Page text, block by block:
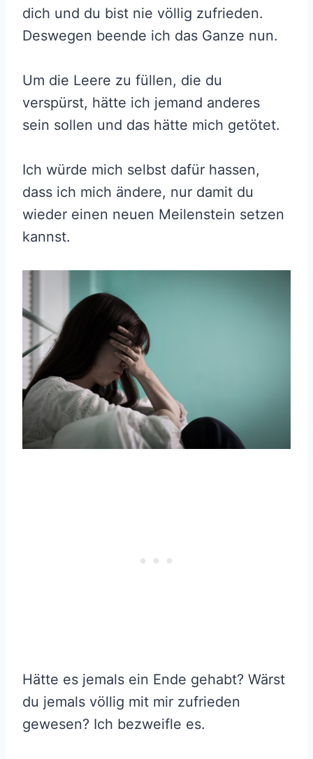
dich und du bist nie völlig zufrieden.
Deswegen beende ich das Ganze nun.
Um die Leere zu füllen, die du
verspürst, hätte ich jemand anderes
sein sollen und das hätte mich getötet.
Ich würde mich selbst dafür hassen,
dass ich mich ändere, nur damit du
wieder einen neuen Meilenstein setzen
kannst.
Hätte es jemals ein Ende gehabt? Wärst
du jemals völlig mit mir zufrieden
gewesen? Ich bezweifle es.